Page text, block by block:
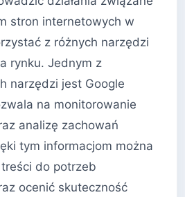
stron internetowych w
z różnych narzędzi
rynku. Jednym z
narzędzi jest Google
na monitorowanie
analizę zachowań
tym informacjom można
do potrzeb
ocenić skuteczność